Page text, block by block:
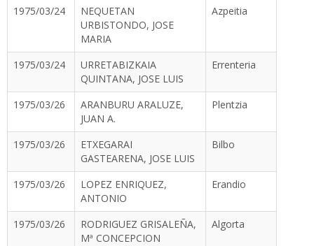
1975/03/24
NEQUETAN
URBISTONDO, JOSE
MARIA
Azpeitia
1975/03/24
URRETABIZKAIA
QUINTANA, JOSE LUIS
Errenteria
1975/03/26
ARANBURU ARALUZE,
JUAN A.
Plentzia
1975/03/26
ETXEGARAI
GASTEARENA, JOSE LUIS
Bilbo
1975/03/26
LOPEZ ENRIQUEZ,
ANTONIO
Erandio
1975/03/26
RODRIGUEZ GRISALEÑA,
Mª CONCEPCION
Algorta